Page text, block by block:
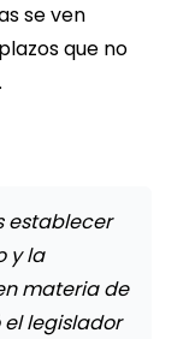
se ven
que no
establecer
y la
materia de
legislador